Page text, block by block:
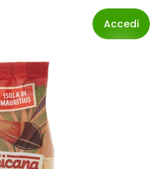
Accedi